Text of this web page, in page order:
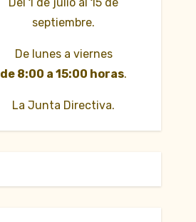
septiembre.
De lunes a viernes
de 8:00 a 15:00 horas.
La Junta Directiva.